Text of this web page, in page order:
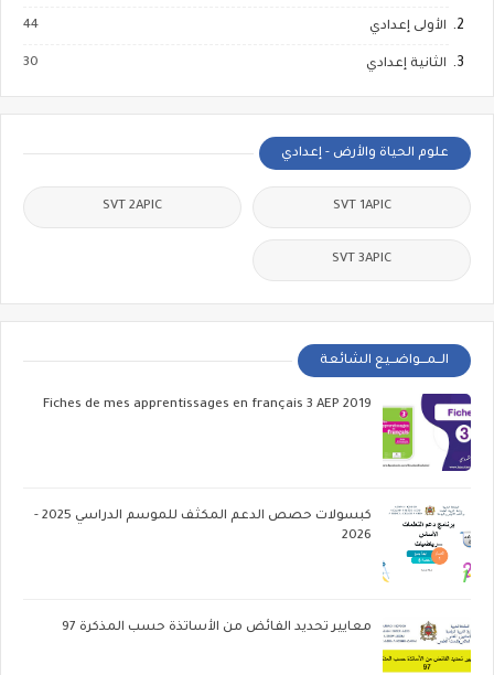
الأولى إعدادي 44
الثانية إعدادي 30
علوم الحياة والأرض - إعدادي
SVT 1APIC
SVT 2APIC
SVT 3APIC
الــمـــواضــيع الشائعة
Fiches de mes apprentissages en français 3 AEP 2019
كبسولات حصص الدعم المكثف للموسم الدراسي 2025 -
2026
معايير تحديد الفائض من الأساتذة حسب المذكرة 97